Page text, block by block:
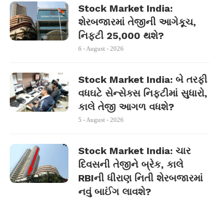
Stock Market India:
શેરબજારમાં તેજીની આગેકૂચ,
નિફ્ટી 25,000 થશે?
6 - August - 2026
Stock Market India: બે તરફી
વધઘટે સેન્સેક્સ નિફ્ટીમાં સુધારો,
કાલે તેજી આગળ વધશે?
5 - August - 2026
Stock Market India: ચાર
દિવસની તેજીને બ્રેક, કાલે
RBIની ધીરાણ નિતી શેરબજારમાં
નવું બાઈંગ લાવશે?